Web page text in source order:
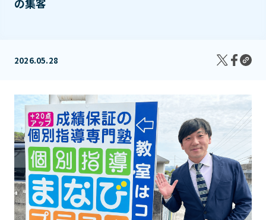
成果事例
2026.05.28